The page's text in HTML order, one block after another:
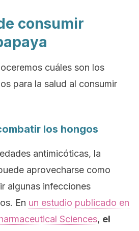
consumir
cuáles son los
para la salud al consumir
los hongos
antimicóticas, la
aprovecharse como
algunas infecciones
En un estudio publicado en
Sciences, el